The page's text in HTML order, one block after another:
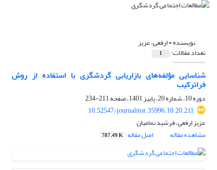
نویسنده =ارفعی، عزیز
تعداد مقالات: 1
شناسایی مؤلفه‌های بازاریابی گردشگری با استفاده از روش
فراترکیب
دوره 10، شماره 20، پاییز 1401، صفحه
211-234
10.52547/journalitor.35996.10.20.211
عزیز ارفعی، فرشید نمامیان
مشاهده مقاله
اصل مقاله 787.49 K